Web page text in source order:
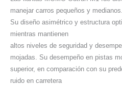
manejar carros pequeños y medianos.
Su diseño asimétrico y estructura
mientras mantienen
altos niveles de seguridad y
mojadas. Su desempeño en pistas
superior, en comparación con su
ruido en carretera